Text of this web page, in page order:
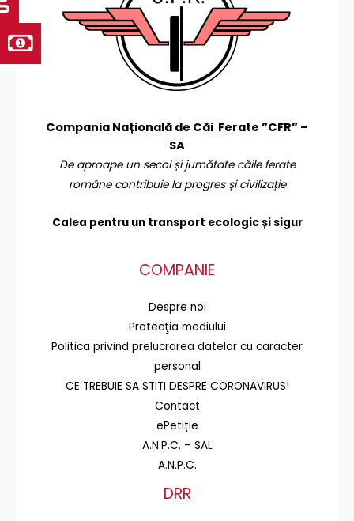
Compania Națională de Căi Ferate ”CFR” –
SA
De aproape un secol și jumătate căile ferate
române contribuie la progres și civilizație
Calea pentru un transport ecologic și sigur
COMPANIE
Despre noi
Protecţia mediului
Politica privind prelucrarea datelor cu caracter
personal
CE TREBUIE SA STITI DESPRE CORONAVIRUS!
Contact
ePetiție
A.N.P.C. – SAL
A.N.P.C.
DRR